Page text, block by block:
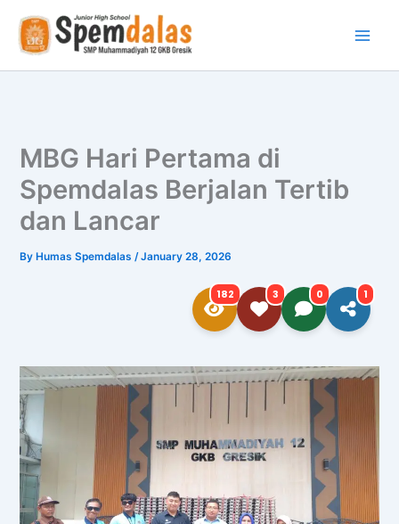
content
MBG Hari Pertama di
Spemdalas Berjalan Tertib
dan Lancar
By Humas Spemdalas/January 28, 2026
182 3 0 1